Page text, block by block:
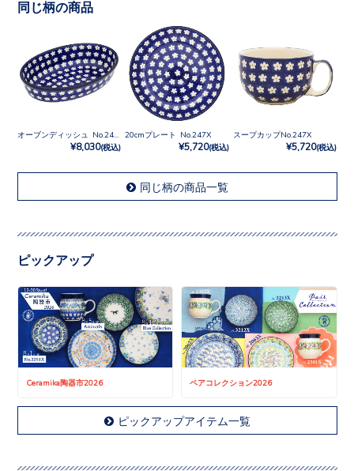
同じ柄の商品
オーブンディッシュ No.247X
¥8,030(税込)
20cmプレート No.247X
¥5,720(税込)
スープカップNo.247X
¥5,720(税込)
同じ柄の商品一覧
ピックアップ
Ceramika陶器市2026 ペアコレクション2026
ピックアップアイテム一覧